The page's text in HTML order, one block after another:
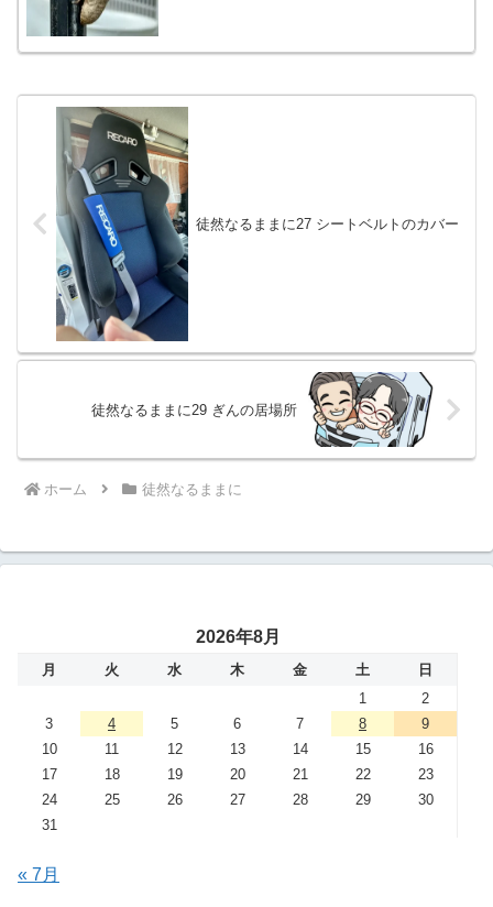
徒然なるままに27 シートベルトのカバー
徒然なるままに29 ぎんの居場所
ホーム 徒然なるままに
2026年8月
月 火 水 木 金 土
日
1
2
3
4 5 6 7 8
9
10
11 12 13 14 15
16
17
18 19 20 21 22
23
24
25 26 27 28 29
30
31
« 7月